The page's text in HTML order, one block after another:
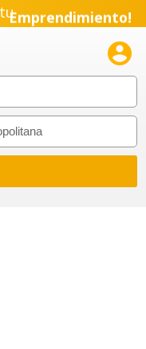
Emprendimiento!
